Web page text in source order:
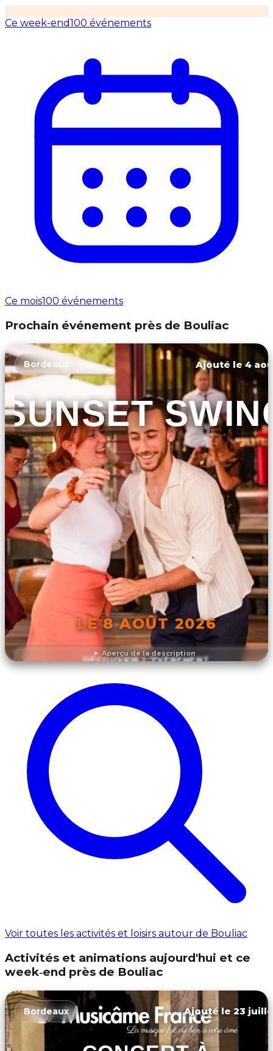
Ce week-end100 événements
Ce mois100 événements
Prochain événement près de Bouliac
Aperçu de la description
Bordeaux Ajouté le 4
SUNSET
LE 8 AOÛT 2026
DÉCOUVRIR L'ÉVÉNEMENT
Voir toutes les activités et loisirs autour de Bouliac
Activités et animations aujourd'hui et ce
week‑end près de Bouliac
Bordeaux Ajouté le 23